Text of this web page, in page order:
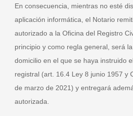
En consecuencia, mientras no esté
aplicación informática, el Notario
autorizado a la Oficina del Registro
principio y como regla general, será
domicilio en el que se haya instruido
registral (art. 16.4 Ley 8 junio 1957 y
de marzo de 2021) y entregará
autorizada.